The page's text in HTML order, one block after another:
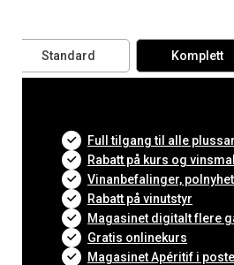
Standard Komplett
Full tilgang til alle
Rabatt på kurs og
Vinanbefalinger,
Rabatt på vinutstyr
Magasinet digitalt flere
Gratis onlinekurs
Magasinet Apéritif i